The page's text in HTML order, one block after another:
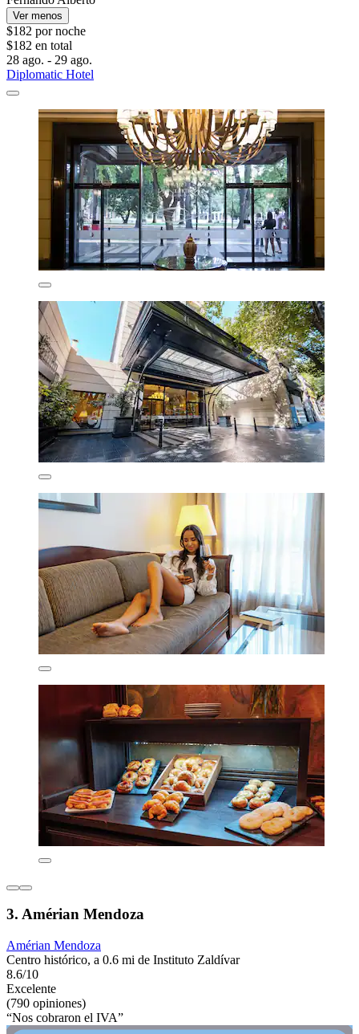
Ver menos
$182 por noche
$182 en total
28 ago. - 29 ago.
Diplomatic Hotel
3. Amérian Mendoza
Amérian Mendoza
Centro histórico, a 0.6 mi de Instituto Zaldívar
8.6/10
Excelente
(790 opiniones)
“Nos cobraron el IVA”